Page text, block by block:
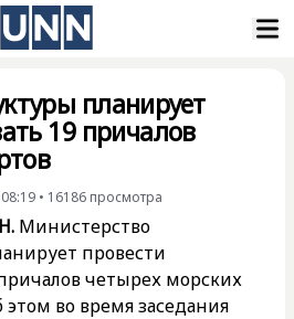
планирует
19 причалов
• 16186 просмотра
Министерство
провести
четырех морских
во время заседания